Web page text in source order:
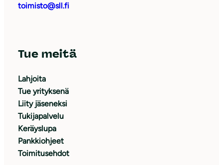
toimisto@sll.fi
Tue meitä
Lahjoita
Tue yrityksenä
Liity jäseneksi
Tukijapalvelu
Keräyslupa
Pankkiohjeet
Toimitusehdot